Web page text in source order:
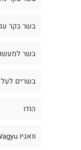
בשר בקר
בשר
בשרים
הודו
וואגיו Wagyu